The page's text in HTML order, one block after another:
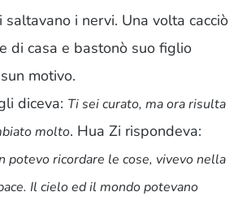
saltavano i nervi. Una volta cacciò
di casa e bastonò suo figlio
motivo.
diceva: Ti sei curato, ma ora risulta
molto. Hua Zi rispondeva:
potevo ricordare le cose, vivevo nella
Il cielo ed il mondo potevano